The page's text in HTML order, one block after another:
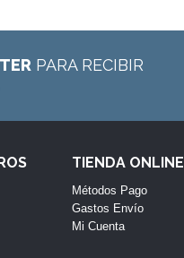
PARA RECIBIR
TIENDA ONLINE
Métodos Pago
Gastos Envío
Mi Cuenta